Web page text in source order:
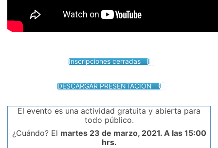
Inscripciones cerradas
DESCARGAR PRESENTACIÓN
El evento es una actividad gratuita y abierta para
todo público.
¿Cuándo? El martes 23 de marzo, 2021. A las 15:00
hrs.